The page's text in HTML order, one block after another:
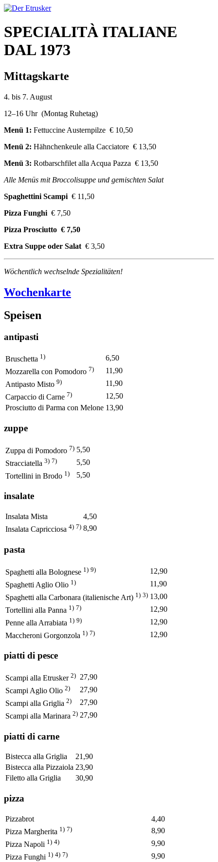
SPECIALITÀ ITALIANE
DAL 1973
Mittagskarte
4. bis 7. August
12–16 Uhr (Montag Ruhetag)
Menü 1: Fettuccine Austernpilze € 10,50
Menü 2: Hähnchenkeule alla Cacciatore € 13,50
Menü 3: Rotbarschfilet alla Acqua Pazza € 13,50
Alle Menüs mit Broccolisuppe und gemischten Salat
Spaghettini Scampi € 11,50
Pizza Funghi € 7,50
Pizza Prosciutto € 7,50
Extra Suppe oder Salat € 3,50
Wöchentlich wechselnde Spezialitäten!
Wochenkarte
Speisen
antipasti
Bruschetta 1)
6,50
Mozzarella con Pomodoro 7)
11,90
Antipasto Misto 9)
11,90
Carpaccio di Carne 7)
12,50
Prosciutto di Parma con Melone 13,90
zuppe
Zuppa di Pomodoro 7) 5,50
Stracciatella 3) 7)
5,50
Tortellini in Brodo 1) 5,50
insalate
Insalata Mista
4,50
Insalata Capricciosa 4) 7) 8,90
pasta
Spaghetti alla Bolognese 1) 9)
12,90
Spaghetti Aglio Olio 1)
11,90
Spaghetti alla Carbonara (italienische Art) 1) 3) 13,00
Tortellini alla Panna 1) 7)
12,90
Penne alla Arrabiata 1) 9)
12,90
Maccheroni Gorgonzola 1) 7) 12,90
piatti di pesce
Scampi alla Etrusker 2) 27,90
Scampi Aglio Olio 2)
27,90
Scampi alla Griglia 2)
27,90
Scampi alla Marinara 2) 27,90
piatti di carne
Bistecca alla Griglia
21,90
Bistecca alla Pizzaiola 23,90
Filetto alla Griglia
30,90
pizza
Pizzabrot
4,40
Pizza Margherita 1) 7)
8,90
Pizza Napoli 1) 4)
9,90
Pizza Funghi 1) 4) 7)
9,90